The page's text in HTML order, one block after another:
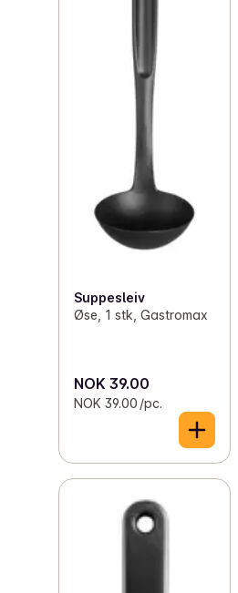
Suppesleiv
Øse, 1 stk, Gastromax
NOK 39.00
NOK 39.00 /pc.